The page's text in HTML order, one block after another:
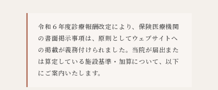
令和６年度診療報酬改定により、保険医療機関
の書面掲示事項は、原則としてウェブサイトへ
の掲載が義務付けられました。当院が届出また
は算定している施設基準・加算について、以下
にご案内いたします。